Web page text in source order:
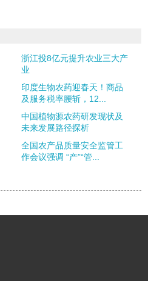
浙江投8亿元提升农业三大产
业
印度生物农药迎春天！商品
及服务税率腰斩，12...
中国植物源农药研发现状及
未来发展路径探析
全国农产品质量安全监管工
作会议强调 “产”“管...